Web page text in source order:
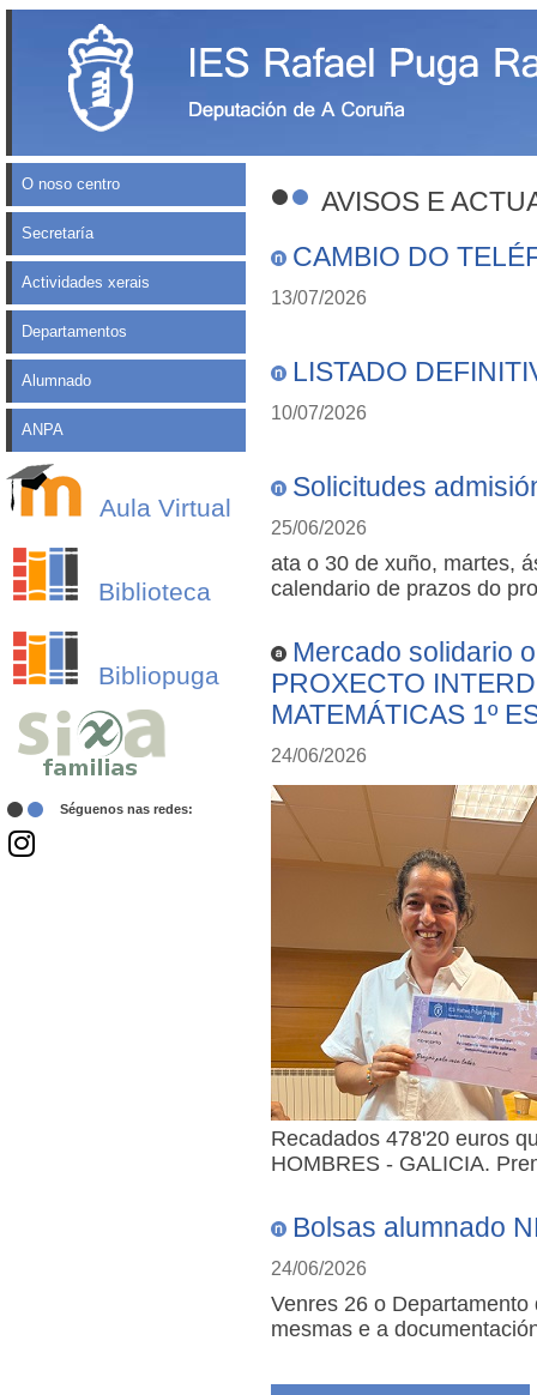
O noso centro
Secretaría
Actividades xerais
Departamentos
Alumnado
ANPA
Aula Virtual
Biblioteca
Bibliopuga
Séguenos nas redes:
AVISOS E
CAMBIO DO
13/07/2026
LISTADO
10/07/2026
Solicitudes
25/06/2026
ata o 30 de xuño, martes,
calendario de prazos do
Mercado solidario
PROXECTO
MATEMÁTICAS 1º
24/06/2026
Recadados 478'20 euros
HOMBRES - GALICIA.
Bolsas alumnado
24/06/2026
Venres 26 o
mesmas e a